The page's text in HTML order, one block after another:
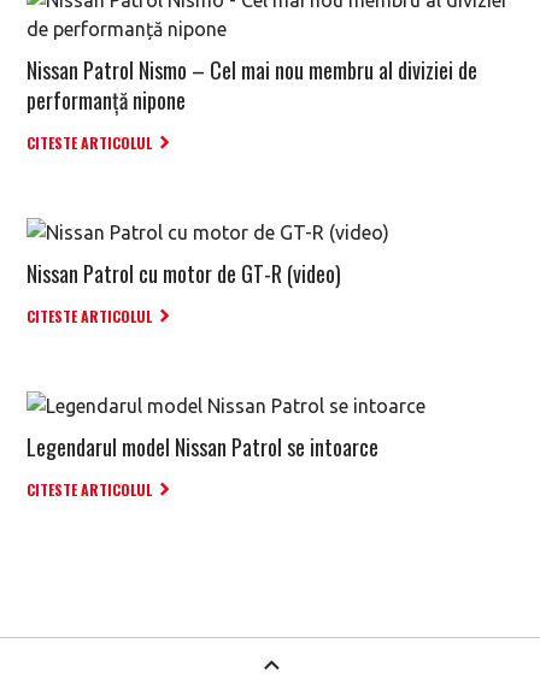
Nissan Patrol Nismo – Cel mai nou membru al diviziei de
performanță nipone
CITESTE ARTICOLUL
Nissan Patrol cu motor de GT-R (video)
CITESTE ARTICOLUL
Legendarul model Nissan Patrol se intoarce
CITESTE ARTICOLUL